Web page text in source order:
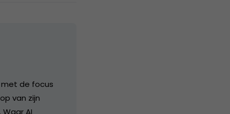
de focus
van zijn
AI